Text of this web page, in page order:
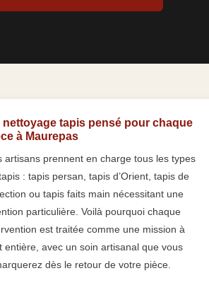
nettoyage tapis pensé pour chaque
à Maurepas
artisans prennent en charge tous les types
: tapis persan, tapis d’Orient, tapis de
ou tapis faits main nécessitant une
particulière. Voilà pourquoi chaque
est traitée comme une mission à
entière, avec un soin artisanal que vous
dès le retour de votre pièce.